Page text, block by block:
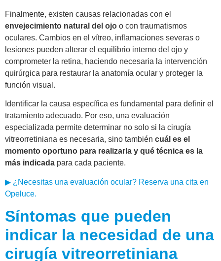
Finalmente, existen causas relacionadas con el
envejecimiento natural del ojo o con traumatismos
oculares. Cambios en el vítreo, inflamaciones severas o
lesiones pueden alterar el equilibrio interno del ojo y
comprometer la retina, haciendo necesaria la intervención
quirúrgica para restaurar la anatomía ocular y proteger la
función visual.
Identificar la causa específica es fundamental para definir el
tratamiento adecuado. Por eso, una evaluación
especializada permite determinar no solo si la cirugía
vitreorretiniana es necesaria, sino también cuál es el
momento oportuno para realizarla y qué técnica es la
más indicada para cada paciente.
▶ ¿Necesitas una evaluación ocular? Reserva una cita en
Opeluce.
Síntomas que pueden
indicar la necesidad de una
cirugía vitreorretiniana